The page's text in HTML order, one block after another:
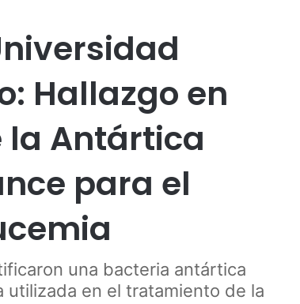
Hallazgo en
la Antártica
para el
una bacteria antártica
utilizada en el tratamiento de la